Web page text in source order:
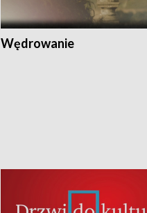
Wędrowanie